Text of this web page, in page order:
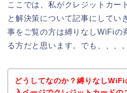
ここでは、私がクレジットカー
と解決策について記事にしてい
事をご覧の方は縛りなしWiFiの
る方だと思います。でも、、、。
どうしてなのか？縛りなしWiFi